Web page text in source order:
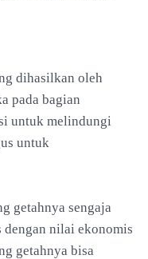
dihasilkan oleh
pada bagian
untuk melindungi
untuk
getahnya sengaja
dengan nilai ekonomis
getahnya bisa